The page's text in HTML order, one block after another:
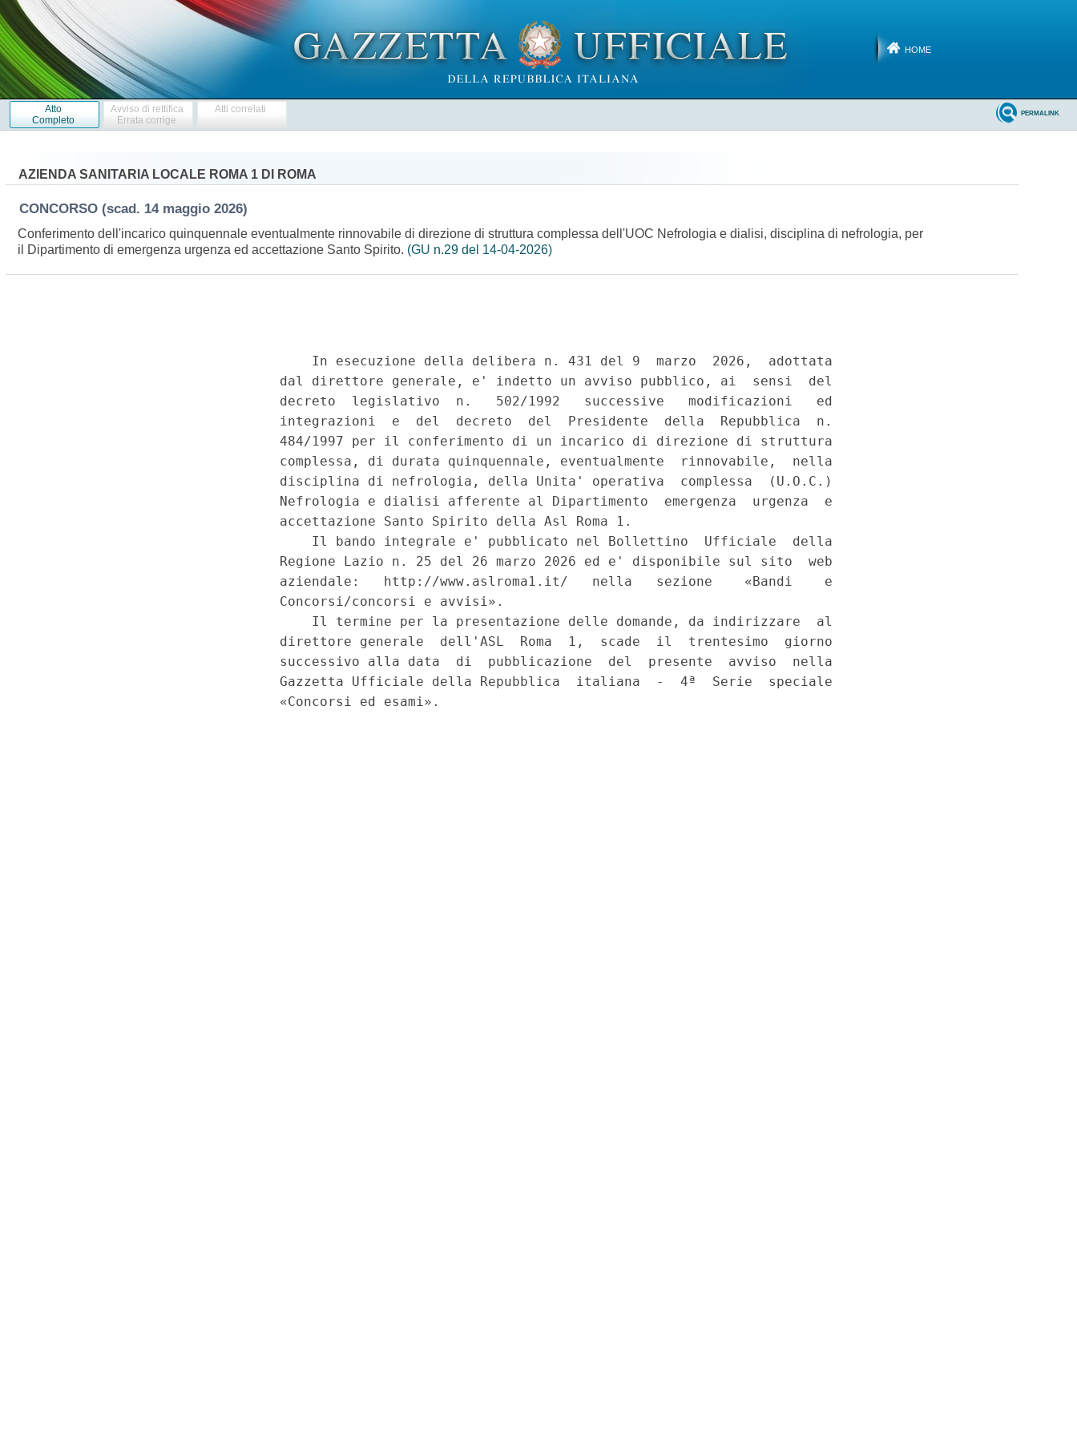
HOME
Atto
Completo
Avviso di rettifica
Errata corrige
Atti correlati PERMALINK
AZIENDA SANITARIA LOCALE ROMA 1 DI ROMA
CONCORSO (scad. 14 maggio 2026)
Conferimento dell'incarico quinquennale eventualmente rinnovabile di direzione di struttura complessa dell'UOC Nefrologia e dialisi, disciplina di nefrologia, per
il Dipartimento di emergenza urgenza ed accettazione Santo Spirito. (GU n.29 del 14-04-2026)